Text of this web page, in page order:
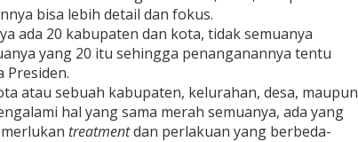
bisa lebih detail dan fokus.
ada 20 kabupaten dan kota, tidak semuanya
yang 20 itu sehingga penanganannya tentu
Presiden.
atau sebuah kabupaten, kelurahan, desa, maupun
hal yang sama merah semuanya, ada yang
treatmentdan perlakuan yang berbeda-